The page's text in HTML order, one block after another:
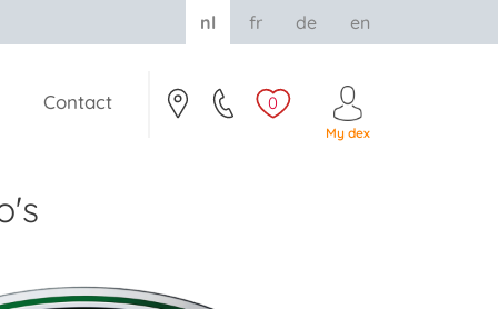
0
My dex
nl fr de en
Contact